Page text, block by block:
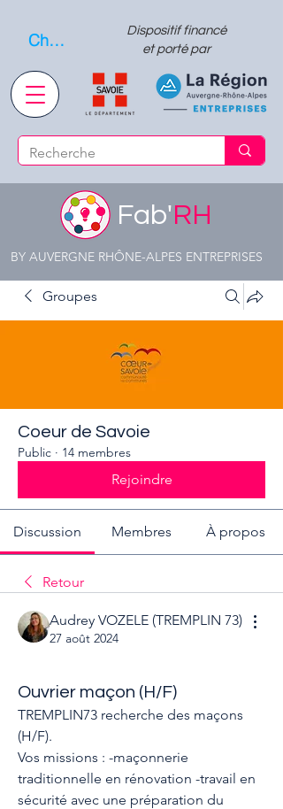
Choisissez quand l'envoyer
Dispositif financé
et porté par
Fab'RH
BY AUVERGNE RHÔNE-ALPES ENTREPRISES
Groupes
Coeur de Savoie
Public · 14 membres
Rejoindre
Discussion Membres À propos
Retour
Audrey VOZELE (TREMPLIN 73)
27 août 2024
Ouvrier maçon (H/F)
TREMPLIN73 recherche des maçons
(H/F).
Vos missions : -maçonnerie
traditionnelle en rénovation -travail en
sécurité avec une préparation du